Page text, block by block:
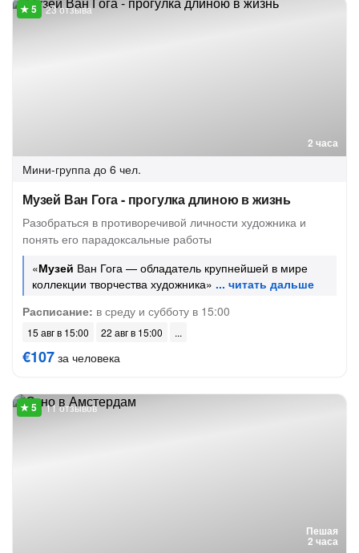
2 часа
23 отзыва
Мини-группа до 6 чел.
Музей Ван Гога - прогулка длиною в жизнь
Разобраться в противоречивой личности художника и
понять его парадоксальные работы
«Музей Ван Гога — обладатель крупнейшей в мире
коллекции творчества художника»
Расписание: в среду и субботу в 15:00
15 авг в 15:00 22 авг в 15:00
€107 за человека
Пешая
2 часа
11 отзывов